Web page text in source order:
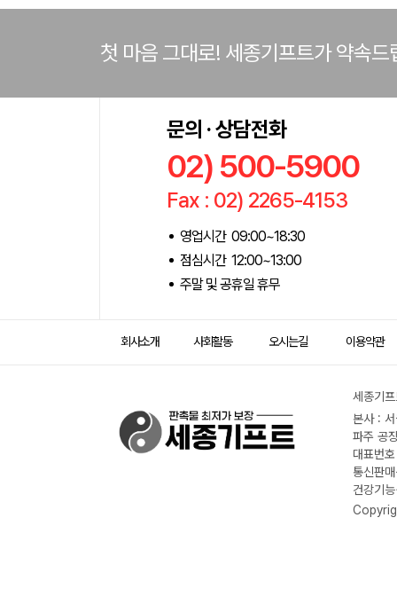
첫 마음 그대로! 세종기프트가 약속드
문의 · 상담전화
02) 500-5900
Fax : 02) 2265-4153
영업시간 09:00~18:30
점심시간 12:00~13:00
주말 및 공휴일 휴무
회사소개 사회활동 오시는길 이용약관
세종기
본사 :
파주 공
대표번
통신판
건강기